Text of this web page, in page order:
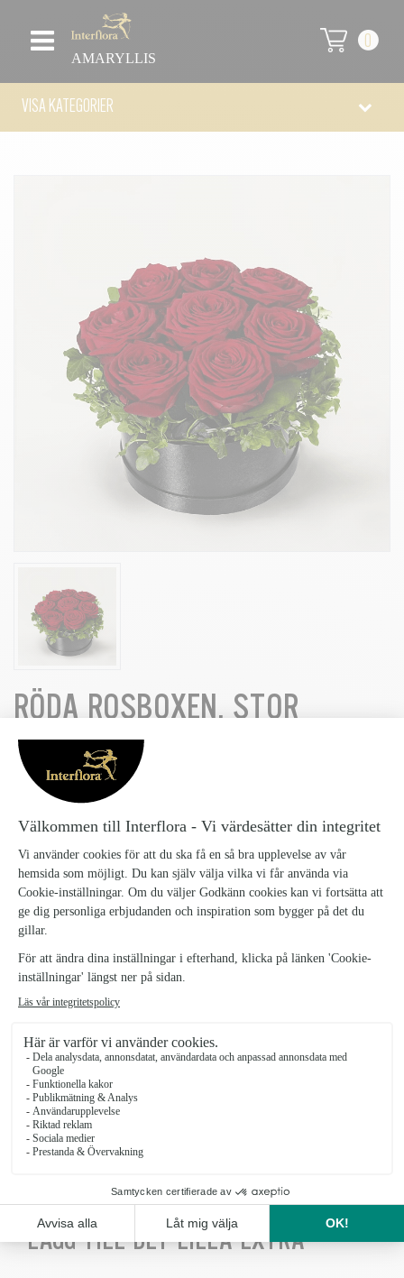
AMARYLLIS
0
VISA KATEGORIER
RÖDA ROSBOXEN, STOR
Roda-rosboxen-stor_31
Uppvakta någon med denna ljuvliga box- en lyxig gåva och present
som blir ett blickfång vart den än står. Boxen är en dekoration av
röda rosor och grönt.
Blommorna är dekorerade i stickmassa och dekorationen bör vattnas
vid behov.
Antal
LÄGG TILL DET LILLA EXTRA